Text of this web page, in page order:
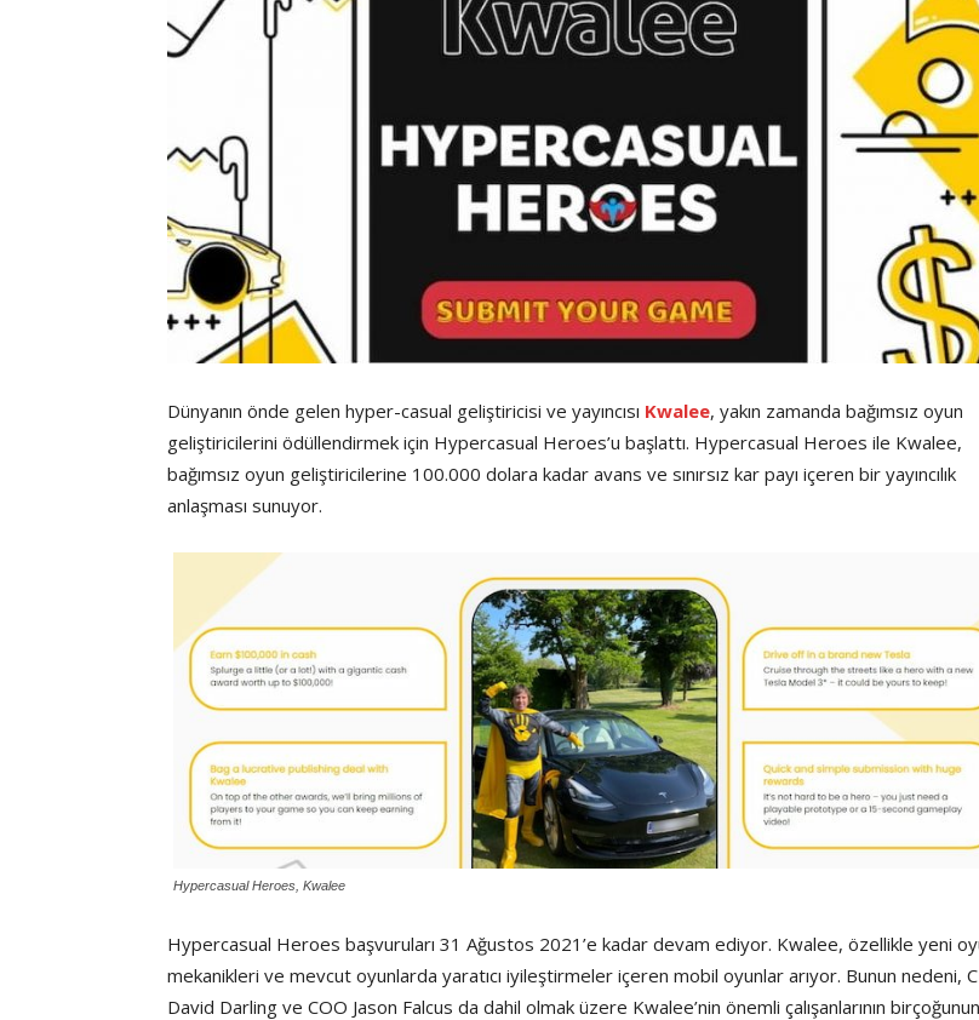
Dünyanın önde gelen hyper-casual geliştiricisi ve yayıncısı Kwalee, yakın zamanda bağımsız oyun
geliştiricilerini ödüllendirmek için Hypercasual Heroes’u başlattı. Hypercasual Heroes ile Kwalee,
bağımsız oyun geliştiricilerine 100.000 dolara kadar avans ve sınırsız kar payı içeren bir yayıncılık
anlaşması sunuyor.
Hypercasual Heroes, Kwalee
Hypercasual Heroes başvuruları 31 Ağustos 2021’e kadar devam ediyor. Kwalee, özellikle yeni
mekanikleri ve mevcut oyunlarda yaratıcı iyileştirmeler içeren mobil oyunlar arıyor. Bunun nedeni,
David Darling ve COO Jason Falcus da dahil olmak üzere Kwalee’nin önemli çalışanlarının birçoğunun